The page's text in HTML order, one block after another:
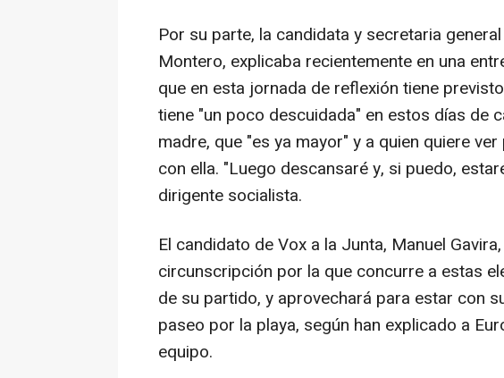
Por su parte, la candidata y secretaria
Montero, explicaba recientemente en una
que en esta jornada de reflexión tiene
tiene "un poco descuidada" en estos días de
madre, que "es ya mayor" y a quien quiere
con ella. "Luego descansaré y, si puedo,
dirigente socialista.
El candidato de Vox a la Junta, Manuel
circunscripción por la que concurre a estas
de su partido, y aprovechará para estar con
paseo por la playa, según han explicado a
equipo.